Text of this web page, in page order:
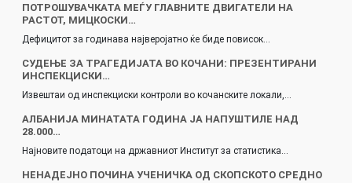
ПОТРОШУВАЧКАТА МЕЃУ ГЛАВНИТЕ ДВИГАТЕЛИ НА
РАСТОТ, МИЦКОСКИ…
Дефицитот за годинава најверојатно ќе биде повисок…
СУДЕЊЕ ЗА ТРАГЕДИЈАТА ВО КОЧАНИ: ПРЕЗЕНТИРАНИ
ИНСПЕКЦИСКИ…
Извештаи од инспекциски контроли во кочанските локали,…
АЛБАНИЈА МИНАТАТА ГОДИНА ЈА НАПУШТИЛЕ НАД
28.000…
Најновите податоци на државниот Институт за статистика…
НЕНАДЕЈНО ПОЧИНА УЧЕНИЧКА ОД СКОПСКОТО СРЕДНО